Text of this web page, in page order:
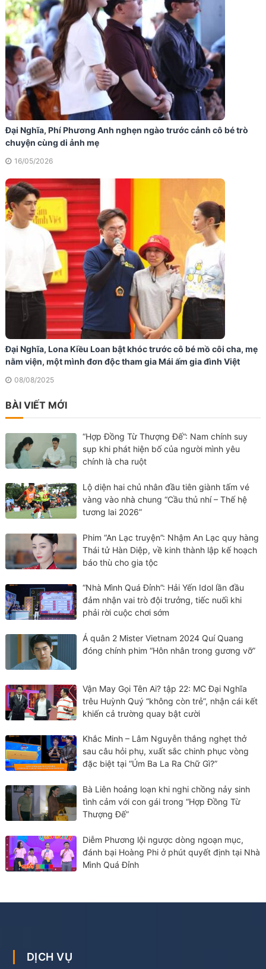
Đại Nghĩa, Phí Phương Anh nghẹn ngào trước cảnh cô bé trò
chuyện cùng di ảnh mẹ
16/05/2026
Đại Nghĩa, Lona Kiều Loan bật khóc trước cô bé mồ côi cha, mẹ
nằm viện, một mình đơn độc tham gia Mái ấm gia đình Việt
08/08/2025
BÀI VIẾT MỚI
“Hợp Đồng Từ Thượng Đế”: Nam chính suy
sụp khi phát hiện bố của người mình yêu
chính là cha ruột
Lộ diện hai chủ nhân đầu tiên giành tấm vé
vàng vào nhà chung “Cầu thủ nhí – Thế hệ
tương lai 2026”
Phim “An Lạc truyện”: Nhậm An Lạc quy hàng
Thái tử Hàn Diệp, về kinh thành lập kế hoạch
báo thù cho gia tộc
“Nhà Mình Quá Đỉnh”: Hải Yến Idol lần đầu
đảm nhận vai trò đội trưởng, tiếc nuối khi
phải rời cuộc chơi sớm
Á quân 2 Mister Vietnam 2024 Quí Quang
đóng chính phim “Hôn nhân trong gương vỡ”
Vận May Gọi Tên Ai? tập 22: MC Đại Nghĩa
trêu Huỳnh Quý “không còn trẻ”, nhận cái kết
khiến cả trường quay bật cười
Khắc Minh – Lâm Nguyễn thắng nghẹt thở
sau câu hỏi phụ, xuất sắc chinh phục vòng
đặc biệt tại “Úm Ba La Ra Chữ Gì?”
Bà Liên hoảng loạn khi nghi chồng nảy sinh
tình cảm với con gái trong “Hợp Đồng Từ
Thượng Đế”
Diễm Phương lội ngược dòng ngoạn mục,
đánh bại Hoàng Phi ở phút quyết định tại Nhà
Mình Quá Đỉnh
DỊCH VỤ